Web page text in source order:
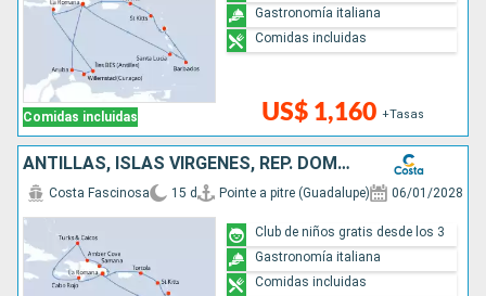
Comidas incluidas US$ 1,160 +Tasas
Gastronomía italiana
Comidas incluidas
ANTILLAS, ISLAS VÍRGENES, REP. DOMINICANA, TURKS E ISLAS CAICOS
Costa Fascinosa 15 d Pointe a pitre (Guadalupe) 06/01/2028
Club de niños gratis desde los 3
Gastronomía italiana
Comidas incluidas